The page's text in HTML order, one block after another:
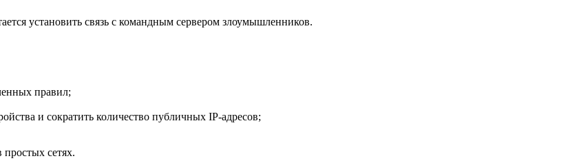
установить связь с командным сервером злоумышленников.
правил;
и сократить количество публичных IP-адресов;
сетях.